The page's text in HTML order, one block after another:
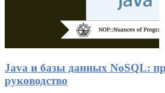
Java и базы данных NoSQL:
руководство